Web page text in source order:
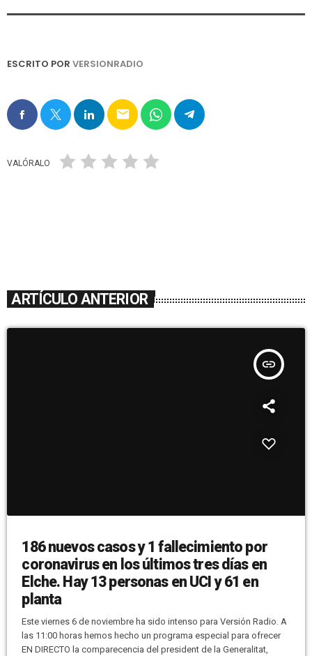
ESCRITO POR VERSIONRADIO
email
VALÓRALO
ARTÍCULO ANTERIOR
insert_link
186 nuevos casos y 1 fallecimiento por
coronavirus en los últimos tres días en
Elche. Hay 13 personas en UCI y 61 en
planta
Este viernes 6 de noviembre ha sido intenso para Versión Radio. A
las 11:00 horas hemos hecho un programa especial para ofrecer
EN DIRECTO la comparecencia del president de la Generalitat,